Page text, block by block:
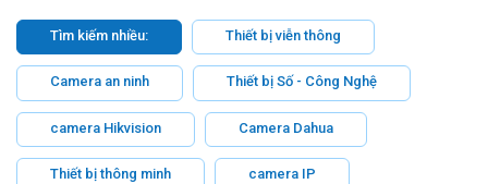
Tìm kiếm nhiều: Thiết bị viễn thông
Camera an ninh Thiết bị Số - Công Nghệ
camera Hikvision Camera Dahua
Thiết bị thông minh camera IP